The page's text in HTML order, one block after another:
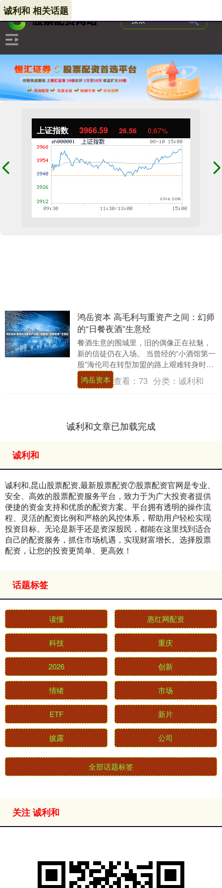
上证指数 3966.59 26.56 0.67%
诚利和 相关话题
鸿岳资本 高毛利与重资产之间：幻师
的“日餐夜酒”生意经
餐酒生意的围城里，旧的偶像正在祛魅，
新的信徒仍在入场。 当曾经的“小酒馆第一
股”海伦司在转型加盟的路上艰难转身时，
赛道的另一头，主打“日餐夜酒”全时段模式
的CO....
鸿岳资本 查看：73 分类：诚利和
诚利和文章已加载完成
诚利和
诚利和,昆山股票配资,最新股票配资⑦股票配资官网是专业、
安全、高效的股票配资服务平台，致力于为广大投资者提供
便捷的资金支持和优质的配资方案。平台拥有透明的操作流
程、灵活的配资比例和严格的风控体系，帮助用户轻松实现
投资目标。无论是新手还是资深股民，都能在这里找到适合
自己的配资服务，抓住市场机遇，实现财富增长。选择股票
配资，让您的投资更简单、更高效！
话题标签
读懂 惠红网配资
科技 重庆
2026 创新
情绪 市场
ETF 新片
披露 公司
全部话题标签
关注 诚利和